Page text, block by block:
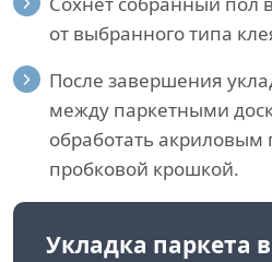
от выбранного типа
После завершения
между паркетными
обработать акриловым
пробковой крошкой.
Укладка паркета